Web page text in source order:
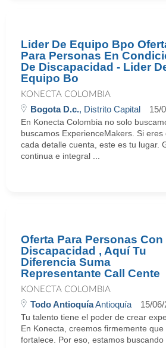
Lider De Equipo Bpo
Para Personas En
De Discapacidad - Lider
Equipo Bo
KONECTA COLOMBIA
Bogota D.c., Distrito Capital 15/
En Konecta Colombia no solo
buscamos ExperienceMakers. Si
cada detalle cuenta, este es tu lugar.
continua e integral ...
Oferta Para Personas Con
Discapacidad , Aquí Tu
Diferencia Suma
Representante Call Cente
KONECTA COLOMBIA
Todo AntioquíaAntioquía 15/
Tu talento tiene el poder de crear
En Konecta, creemos firmemente
fortalece. Por eso, estamos buscando